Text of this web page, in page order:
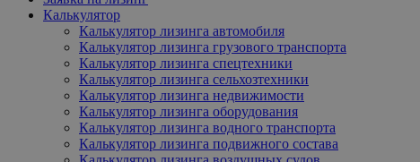
Калькулятор
Калькулятор лизинга автомобиля
Калькулятор лизинга грузового транспорта
Калькулятор лизинга спецтехники
Калькулятор лизинга сельхозтехники
Калькулятор лизинга недвижимости
Калькулятор лизинга оборудования
Калькулятор лизинга водного транспорта
Калькулятор лизинга подвижного состава